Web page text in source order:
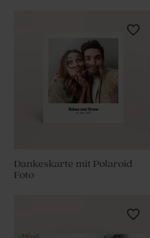
Dankeskarte mit Polaroid
Foto